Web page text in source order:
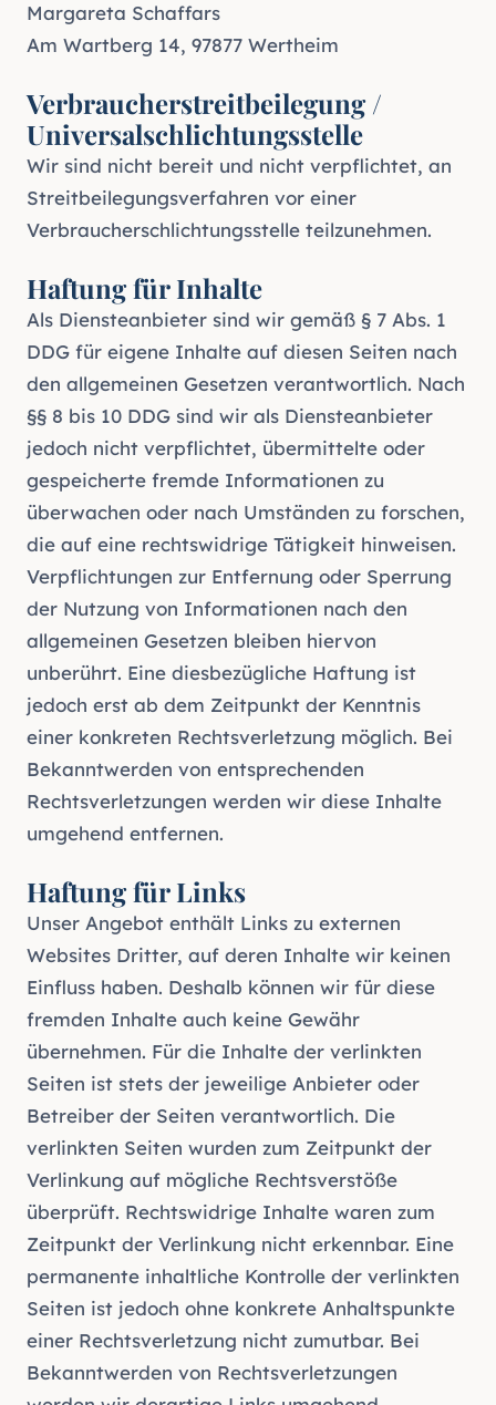
Margareta Schaffars
Am Wartberg 14, 97877 Wertheim
Verbraucherstreitbeilegung /
Universalschlichtungsstelle
Wir sind nicht bereit und nicht verpflichtet, an
Streitbeilegungsverfahren vor einer
Verbraucherschlichtungsstelle teilzunehmen.
Haftung für Inhalte
Als Diensteanbieter sind wir gemäß § 7 Abs. 1
DDG für eigene Inhalte auf diesen Seiten nach
den allgemeinen Gesetzen verantwortlich. Nach
§§ 8 bis 10 DDG sind wir als Diensteanbieter
jedoch nicht verpflichtet, übermittelte oder
gespeicherte fremde Informationen zu
überwachen oder nach Umständen zu forschen,
die auf eine rechtswidrige Tätigkeit hinweisen.
Verpflichtungen zur Entfernung oder Sperrung
der Nutzung von Informationen nach den
allgemeinen Gesetzen bleiben hiervon
unberührt. Eine diesbezügliche Haftung ist
jedoch erst ab dem Zeitpunkt der Kenntnis
einer konkreten Rechtsverletzung möglich. Bei
Bekanntwerden von entsprechenden
Rechtsverletzungen werden wir diese Inhalte
umgehend entfernen.
Haftung für Links
Unser Angebot enthält Links zu externen
Websites Dritter, auf deren Inhalte wir keinen
Einfluss haben. Deshalb können wir für diese
fremden Inhalte auch keine Gewähr
übernehmen. Für die Inhalte der verlinkten
Seiten ist stets der jeweilige Anbieter oder
Betreiber der Seiten verantwortlich. Die
verlinkten Seiten wurden zum Zeitpunkt der
Verlinkung auf mögliche Rechtsverstöße
überprüft. Rechtswidrige Inhalte waren zum
Zeitpunkt der Verlinkung nicht erkennbar. Eine
permanente inhaltliche Kontrolle der verlinkten
Seiten ist jedoch ohne konkrete Anhaltspunkte
einer Rechtsverletzung nicht zumutbar. Bei
Bekanntwerden von Rechtsverletzungen